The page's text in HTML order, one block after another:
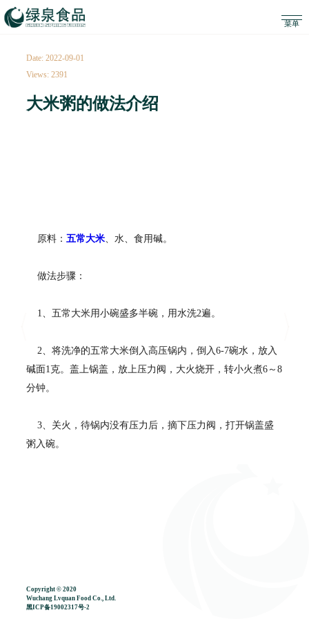
Date: 2022-09-01
Views: 2391
大米粥的做法介绍
原料：五常大米、水、食用碱。
做法步骤：
1、五常大米用小碗盛多半碗，用水洗2遍。
2、将洗净的五常大米倒入高压锅内，倒入6-7碗水，放入
碱面1克。盖上锅盖，放上压力阀，大火烧开，转小火煮6～8
分钟。
3、关火，待锅内没有压力后，摘下压力阀，打开锅盖盛
粥入碗。
Copyright © 2020
Wuchang Lvquan Food Co., Ltd.
黑ICP备19002317号-2